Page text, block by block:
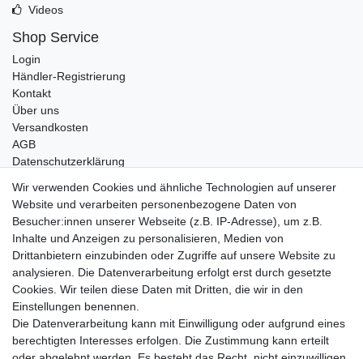
Videos
Shop Service
Login
Händler-Registrierung
Kontakt
Über uns
Versandkosten
AGB
Datenschutzerklärung
Telefonische Beratung und Unterstützung für Händler unter:
+49 2851 5895-0
Montag - Donnerstag: 08.00 - 16.30 Uhr
Freitag: 08.00 - 16.00 Uhr
Wir sind ein Großhandel, bitte wenden Sie sich als
Endkunde direkt an Ihren örtlichen Fachhändler. Vielen
Dank!
Wir verwenden Cookies und ähnliche Technologien auf unserer
Website und verarbeiten personenbezogene Daten von
Besucher:innen unserer Webseite (z.B. IP-Adresse), um z.B.
Inhalte und Anzeigen zu personalisieren, Medien von
Drittanbietern einzubinden oder Zugriffe auf unsere Website zu
analysieren. Die Datenverarbeitung erfolgt erst durch gesetzte
Cookies. Wir teilen diese Daten mit Dritten, die wir in den
Einstellungen benennen.
Die Datenverarbeitung kann mit Einwilligung oder aufgrund eines
berechtigten Interesses erfolgen. Die Zustimmung kann erteilt